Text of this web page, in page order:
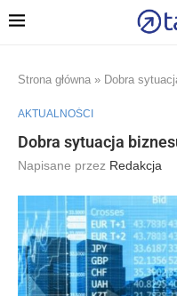
Strona główna » Dobra
AKTUALNOŚCI
Dobra sytuacja
Napisane przez Redakcja